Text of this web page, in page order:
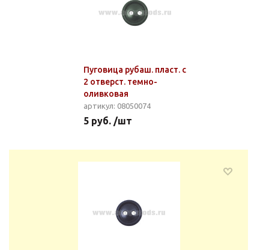
Пуговица рубаш. пласт. с
2 отверст. темно-
оливковая
артикул: 08050074
5 руб. /шт